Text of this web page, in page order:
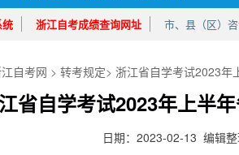
浙江自考成绩查询网址 市、县（区）
自考网 > 转考规定> 浙江省自学考试2023年
省自学考试2023年上半
日期：2023-02-13 编辑